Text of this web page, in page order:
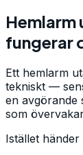
Hemlarm
fungerar
Ett hemlarm
tekniskt —
en avgörande
som
Istället